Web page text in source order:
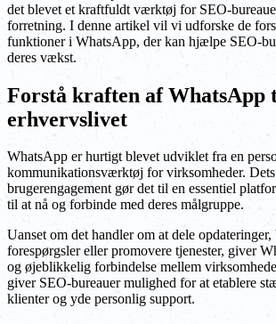
det blevet et kraftfuldt værktøj for SEO-
forretning. I denne artikel vil vi udforske de
funktioner i WhatsApp, der kan hjælpe SEO-
deres vækst.
Forstå kraften af WhatsApp
erhvervslivet
WhatsApp er hurtigt blevet udviklet fra en
kommunikationsværktøj for virksomheder.
brugerengagement gør det til en essentiel
til at nå og forbinde med deres målgruppe.
Uanset om det handler om at dele opdateringer,
forespørgsler eller promovere tjenester, giver
og øjeblikkelig forbindelse mellem
giver SEO-bureauer mulighed for at etablere
klienter og yde personlig support.